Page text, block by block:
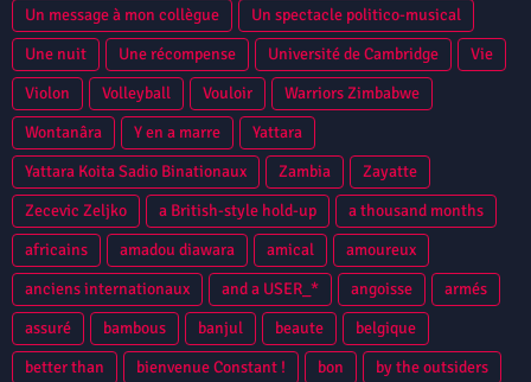
Un message à mon collègue
Un spectacle politico-musical
Une nuit
Une récompense Université de Cambridge
Vie
Violon
Volleyball Vouloir
Warriors Zimbabwe
Wontanâra
Y en a marre
Yattara
Yattara Koita Sadio Binationaux
Zambia
Zayatte
Zecevic Zeljko
a British-style hold-up
a thousand months
africains
amadou diawara amical
amoureux
anciens internationaux
and a USER_* angoisse
armés
assuré
bambous banjul beaute
belgique
better than
bienvenue Constant ! bon
by the outsiders